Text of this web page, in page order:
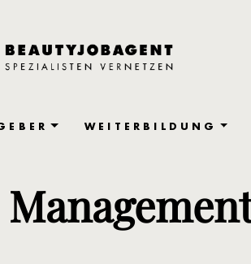
WEITERBILDUNG